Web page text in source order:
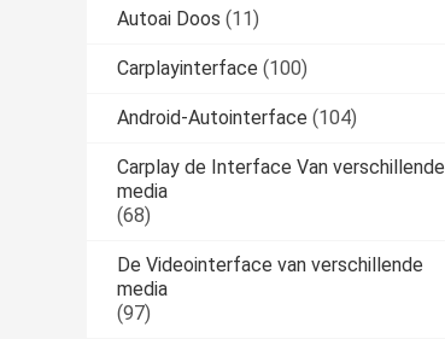
Autoai Doos (11)
Carplayinterface (100)
Android-Autointerface (104)
Carplay de Interface Van verschillende
media
(68)
De Videointerface van verschillende
media
(97)